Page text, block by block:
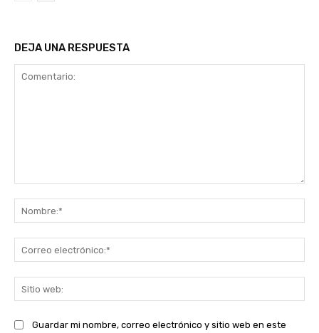
DEJA UNA RESPUESTA
Guardar mi nombre, correo electrónico y sitio web en este